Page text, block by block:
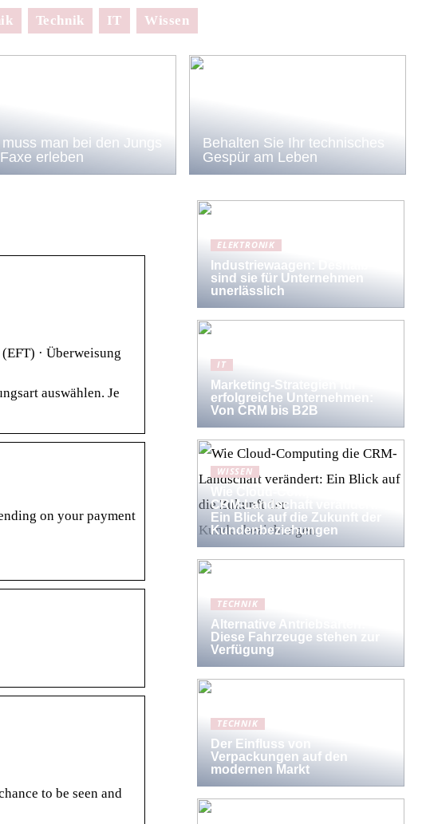
Technik IT Wissen
man bei den Jungs
erleben
Behalten Sie Ihr technisches
Gespür am Leben
· Überweisung
auswählen. Je
on your payment
to be seen and
ELEKTRONIK
Industriewaagen: Deshalb
sind sie für Unternehmen
unerlässlich
IT
Marketing-Strategien für
erfolgreiche Unternehmen:
Von CRM bis B2B
WISSEN
Wie Cloud-Computing die
CRM-Landschaft verändert:
Ein Blick auf die Zukunft der
Kundenbeziehungen
TECHNIK
Alternative Antriebsarten:
Diese Fahrzeuge stehen zur
Verfügung
TECHNIK
Der Einfluss von
Verpackungen auf den
modernen Markt